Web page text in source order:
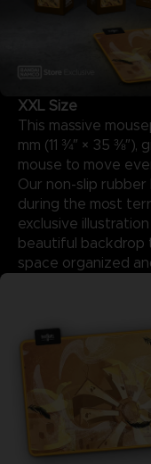
XXL Size
This massive
mm (11 ¾″ × 35
mouse to move
Our non-slip
during the most
exclusive
beautiful backdrop
space organized